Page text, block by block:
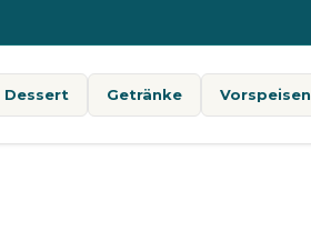
Dessert Getränke Vorspeisen